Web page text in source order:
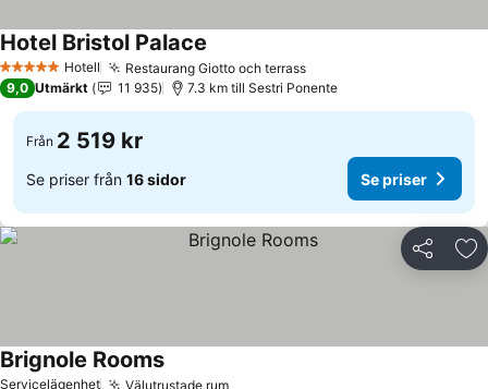
5 Stjärnor Hotell Restaurang Giotto och terrass
Hotel Bristol Palace
9,0 Utmärkt 11 935 7.3 km till Sestri Ponente
Från 2 519 kr
Se priser från 16 sidor Se priser
Dela
Servicelägenhet Välutrustade rum
Brignole Rooms